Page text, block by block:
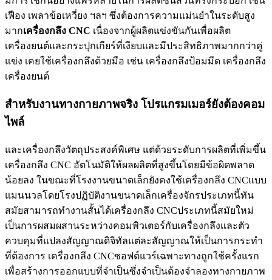
เฟือง เพลาข้อเหวี่ยง ฯลฯ ซึ่งต้องการความแม่นยำในระดับสูง
มากเครื่องกลึง CNC เนื่องจากผู้ผลิตแข่งขันกันเพื่อผลิต
เครื่องยนต์และกระปุกเกียร์ที่เงียบและมีประสิทธิภาพมากกว่าคู่
แข่ง เคยใช้เครื่องกลึงด้วยมือ เช่น เครื่องกลึงป้อมมีด เครื่องกลึง
เครื่องยนต์
สำหรับงานทางกายภาพจริง โปรแกรมเมอร์ยังต้องคอม
ไพล์
และเครื่องกลึงวัตถุประสงค์พิเศษ แต่ด้วยระดับการผลิตที่เพิ่มขึ้น
เครื่องกลึง CNC อัตโนมัติให้ผลผลิตที่สูงขึ้นโดยมีข้อผิดพลาด
น้อยลง ในขณะที่โรงงานขนาดเล็กยังคงใช้เครื่องกลึง CNCแบบ
แมนนวลโดยโรงปฏิบัติงานขนาดเล็กเครื่องจักรประเภทนี้ทัน
สมัยสามารถทำงานสั้นได้เครื่องกลึง CNCประเภทนี้สมัยใหม่
เป็นการผสมผสานระหว่างคอมพิวเตอร์กับเครื่องกลึงและตัว
ควบคุมที่แปลงสัญญาณดิจิทัลแต่ละสัญญาณให้เป็นการกระทำ
ที่ต้องการ เครื่องกลึง CNCซอฟต์แวร์เฉพาะทางถูกใช้ครั้งแรก
เพื่อสร้างการออกแบบที่จำเป็นซึ่งจำเป็นต้องจำลองทางกายภาพ